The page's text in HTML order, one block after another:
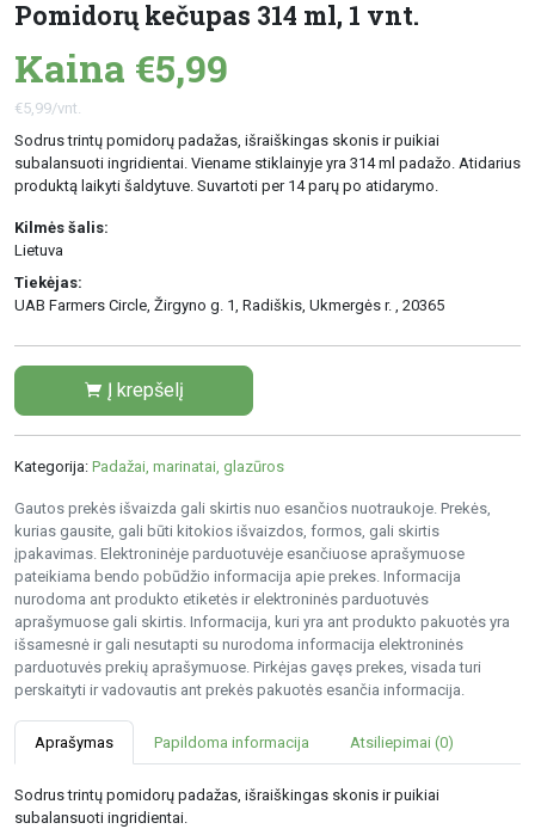
Pomidorų kečupas 314 ml, 1 vnt.
Kaina €5,99
€5,99/vnt.
Sodrus trintų pomidorų padažas, išraiškingas skonis ir puikiai
subalansuoti ingridientai. Viename stiklainyje yra 314 ml padažo. Atidarius
produktą laikyti šaldytuve. Suvartoti per 14 parų po atidarymo.
Kilmės šalis:
Lietuva
Tiekėjas:
UAB Farmers Circle, Žirgyno g. 1, Radiškis, Ukmergės r. , 20365
Į krepšelį
Kategorija: Padažai, marinatai, glazūros
Gautos prekės išvaizda gali skirtis nuo esančios nuotraukoje. Prekės,
kurias gausite, gali būti kitokios išvaizdos, formos, gali skirtis
įpakavimas. Elektroninėje parduotuvėje esančiuose aprašymuose
pateikiama bendo pobūdžio informacija apie prekes. Informacija
nurodoma ant produkto etiketės ir elektroninės parduotuvės
aprašymuose gali skirtis. Informacija, kuri yra ant produkto pakuotės yra
išsamesnė ir gali nesutapti su nurodoma informacija elektroninės
parduotuvės prekių aprašymuose. Pirkėjas gavęs prekes, visada turi
perskaityti ir vadovautis ant prekės pakuotės esančia informacija.
Aprašymas Papildoma informacija Atsiliepimai (0)
Sodrus trintų pomidorų padažas, išraiškingas skonis ir puikiai
subalansuoti ingridientai.